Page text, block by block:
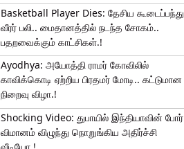
Basketball Player Dies: தேசிய கூடைப்பந்து
வீரர் பலி.. மைதானத்தில் நடந்த சோகம்..
பதறவைக்கும் காட்சிகள்.!
Ayodhya: அயோத்தி ராமர் கோவிலில்
காவிக்கொடி ஏற்றிய பிரதமர் மோடி.. கட்டுமான
நிறைவு விழா.!
Shocking Video: துபாயில் இந்தியாவின் போர்
விமானம் விழுந்து நொறுங்கிய அதிர்ச்சி
வீடியோ.!